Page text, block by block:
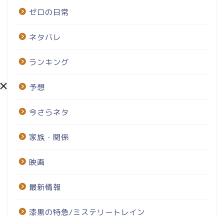
ゼロの日常
ネタバレ
ランキング
予想
今さらネタ
家族・関係
映画
最新情報
漆黒の特急/ミステリートレイン